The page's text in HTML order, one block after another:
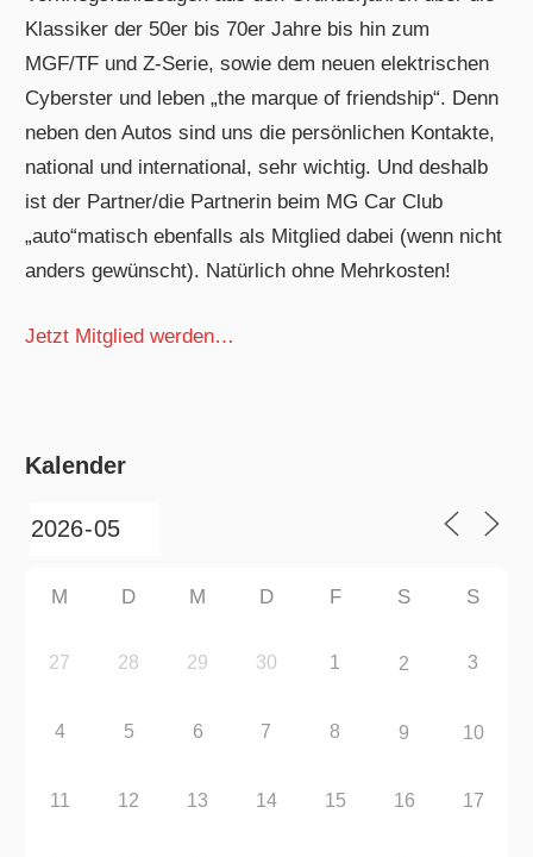
Klassiker der 50er bis 70er Jahre bis hin zum
MGF/TF und Z-Serie, sowie dem neuen elektrischen
Cyberster und leben „the marque of friendship“. Denn
neben den Autos sind uns die persönlichen Kontakte,
national und international, sehr wichtig. Und deshalb
ist der Partner/die Partnerin beim MG Car Club
„auto“matisch ebenfalls als Mitglied dabei (wenn nicht
anders gewünscht). Natürlich ohne Mehrkosten!
Jetzt Mitglied werden…
Kalender
M D M D F S S
27 28 29 30 1 2 3
4 5 6 7 8 9 10
11 12 13 14 15 16 17